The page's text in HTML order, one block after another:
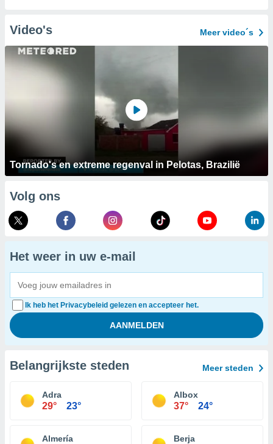
Video's Meer video´s
Tornado's en extreme regenval in Pelotas, Brazilië
Volg ons
Het weer in uw e-mail
Ik heb het Privacybeleid gelezen en accepteer het.
Belangrijkste steden Meer steden
Adra
29° 23°
Albox
37° 24°
Almería Berja